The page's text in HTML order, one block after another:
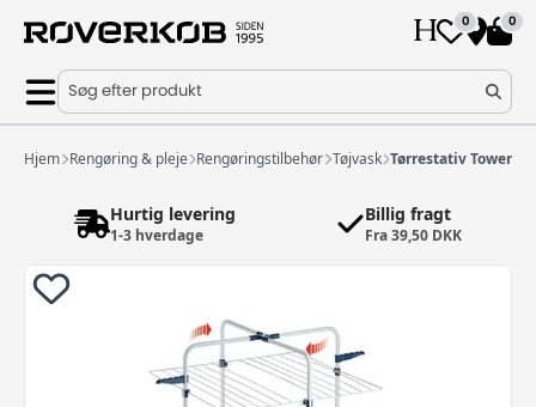
0 0
Søg efter produkt
Hjem Rengøring & pleje Rengøringstilbehør Tøjvask Tørrestativ Tower
Hurtig levering
1-3 hverdage
Billig fragt
Fra 39,50 DKK